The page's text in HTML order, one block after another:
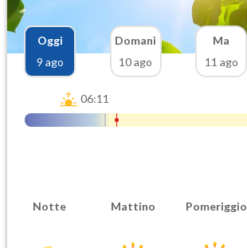
Oggi
9 ago
Domani
10 ago
Ma
11 ago
06:11
Notte Mattino Pomeriggio